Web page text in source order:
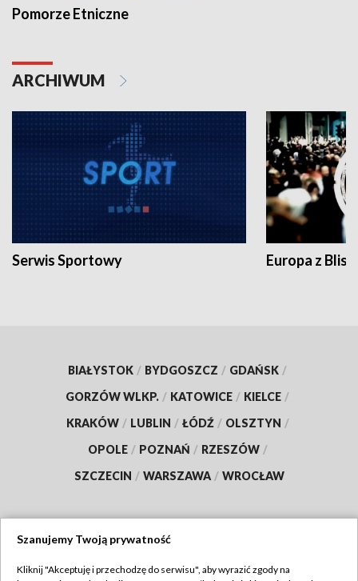
Pomorze Etniczne
ARCHIWUM
Serwis Sportowy Europa z
BIAŁYSTOK / BYDGOSZCZ / GDAŃSK /
GORZÓW WLKP. / KATOWICE / KIELCE /
KRAKÓW / LUBLIN / ŁÓDŹ / OLSZTYN /
OPOLE / POZNAŃ / RZESZÓW /
SZCZECIN / WARSZAWA / WROCŁAW
Szanujemy Twoją prywatność
Kliknij "Akceptuję i przechodzę do serwisu", aby wyrazić zgody na